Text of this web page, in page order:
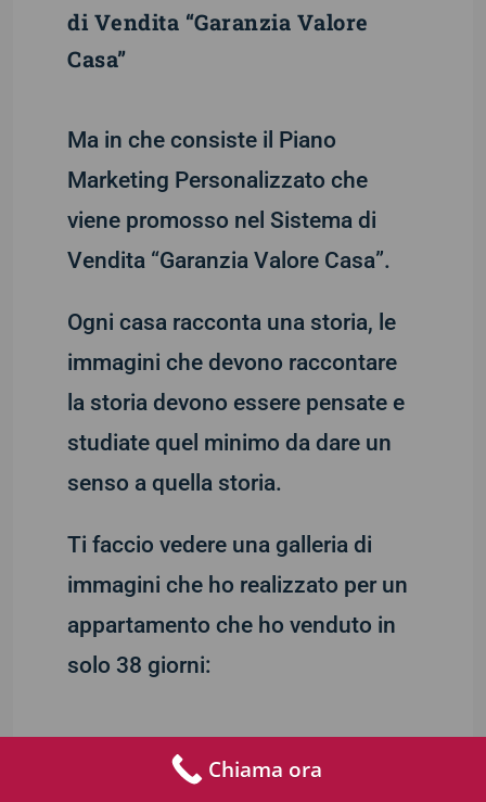
di Vendita “Garanzia Valore
Casa”
Ma in che consiste il Piano
Marketing Personalizzato che
viene promosso nel Sistema di
Vendita “Garanzia Valore Casa”.
Ogni casa racconta una storia, le
immagini che devono raccontare
la storia devono essere pensate e
studiate quel minimo da dare un
senso a quella storia.
Ti faccio vedere una galleria di
immagini che ho realizzato per un
appartamento che ho venduto in
solo 38 giorni:
Galleria Fotografica
Chiama ora